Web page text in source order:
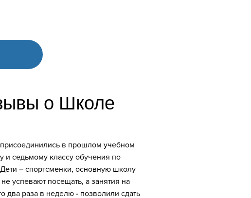
о Школе
в прошлом учебном
и седьмому классу обучения по
– спортсменки, основную школу
не успевают посещать, а занятия на
два раза в неделю - позволили сдать